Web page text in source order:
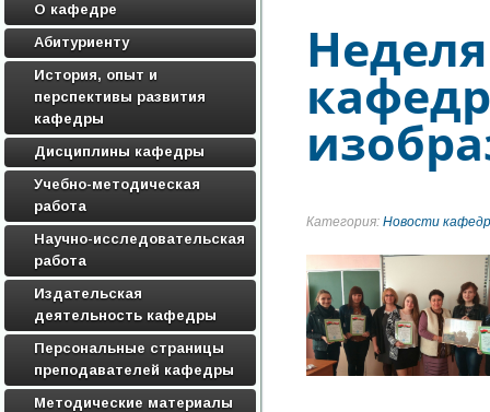
Категория: Новости
О кафедре
Абитуриенту
История, опыт и
перспективы развития
кафедры
Дисциплины кафедры
Учебно-методическая
работа
Научно-исследовательская
работа
Издательская
деятельность кафедры
Персональные страницы
преподавателей кафедры
Методические материалы